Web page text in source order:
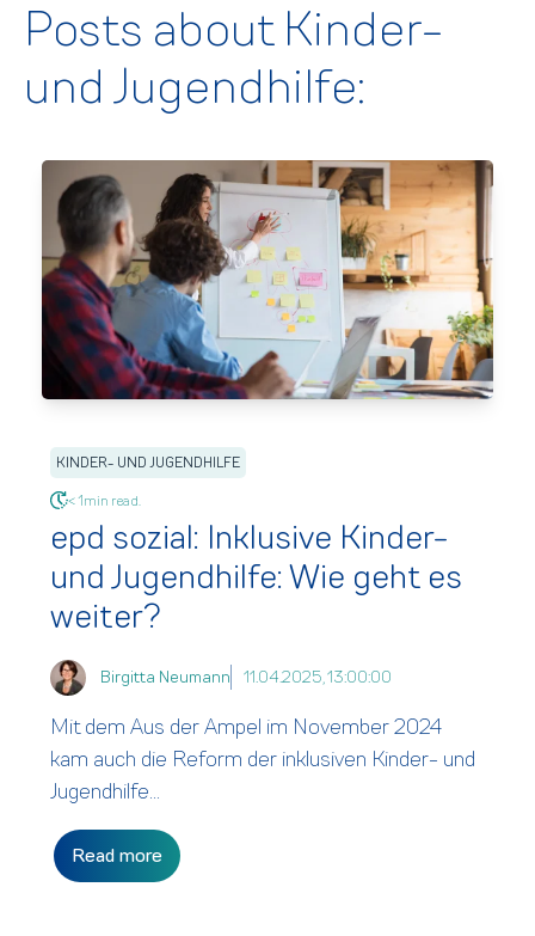
Posts about Kinder-
und Jugendhilfe:
KINDER- UND JUGENDHILFE
< 1min read.
epd sozial: Inklusive Kinder-
und Jugendhilfe: Wie geht es
weiter?
Birgitta Neumann 11.04.2025, 13:00:00
Mit dem Aus der Ampel im November 2024
kam auch die Reform der inklusiven Kinder- und
Jugendhilfe...
Read more